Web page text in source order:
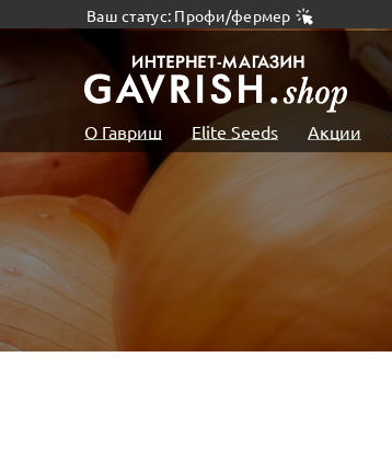
Ваш статус: Профи/фермер
О Гавриш Elite Seeds Акции